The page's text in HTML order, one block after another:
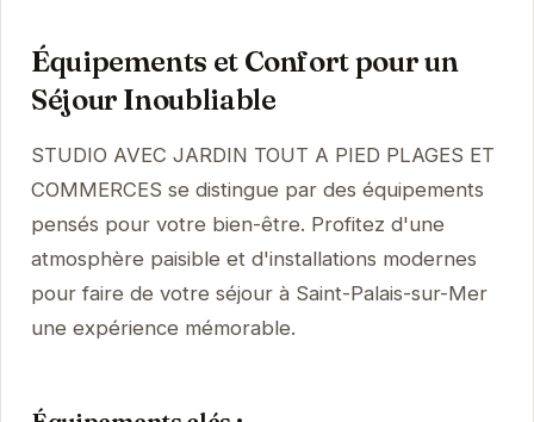
Équipements et Confort pour un
Séjour Inoubliable
STUDIO AVEC JARDIN TOUT A PIED PLAGES ET
COMMERCES se distingue par des équipements
pensés pour votre bien-être. Profitez d'une
atmosphère paisible et d'installations modernes
pour faire de votre séjour à Saint-Palais-sur-Mer
une expérience mémorable.